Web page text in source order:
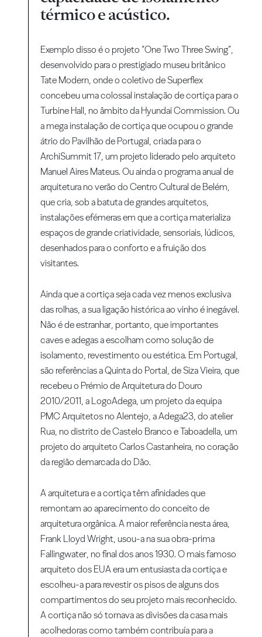
térmico e acústico.
Exemplo disso é o projeto “One Two Three Swing”,
desenvolvido para o prestigiado museu britânico
Tate Modern, onde o coletivo de Superflex
concebeu uma colossal instalação de cortiça para o
Turbine Hall, no âmbito da Hyundai Commission. Ou
a mega instalação de cortiça que ocupou o grande
átrio do Pavilhão de Portugal, criada para o
ArchiSummit 17, um projeto liderado pelo arquiteto
Manuel Aires Mateus. Ou ainda o programa anual de
arquitetura no verão do Centro Cultural de Belém,
que cria, sob a batuta de grandes arquitetos,
instalações efémeras em que a cortiça materializa
espaços de grande criatividade, sensoriais, lúdicos,
desenhados para o conforto e a fruição dos
visitantes.
Ainda que a cortiça seja cada vez menos exclusiva
das rolhas, a sua ligação histórica ao vinho é inegável.
Não é de estranhar, portanto, que importantes
caves e adegas a escolham como solução de
isolamento, revestimento ou estética. Em Portugal,
são referências a Quinta do Portal, de Siza Vieira, que
recebeu o Prémio de Arquitetura do Douro
2010/2011, a LogoAdega, um projeto da equipa
PMC Arquitetos no Alentejo, a Adega23, do atelier
Rua, no distrito de Castelo Branco e Taboadella, um
projeto do arquiteto Carlos Castanheira, no coração
da região demarcada do Dão.
A arquitetura e a cortiça têm afinidades que
remontam ao aparecimento do conceito de
arquitetura orgânica. A maior referência nesta área,
Frank Lloyd Wright, usou-a na sua obra-prima
Fallingwater, no final dos anos 1930. O mais famoso
arquiteto dos EUA era um entusiasta da cortiça e
escolheu-a para revestir os pisos de alguns dos
compartimentos do seu projeto mais reconhecido.
A cortiça não só tornava as divisões da casa mais
acolhedoras como também contribuía para a